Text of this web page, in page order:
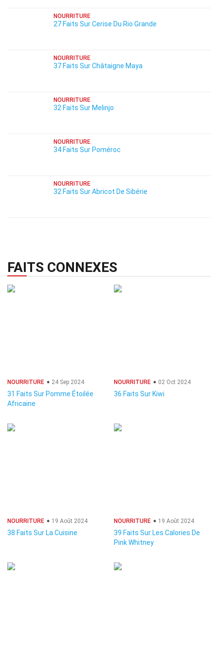
NOURRITURE
27 Faits Sur Cerise Du Rio Grande
NOURRITURE
37 Faits Sur Châtaigne Maya
NOURRITURE
32 Faits Sur Melinjo
NOURRITURE
34 Faits Sur Poméroc
NOURRITURE
32 Faits Sur Abricot De Sibérie
FAITS CONNEXES
NOURRITURE 24 Sep 2024
31 Faits Sur Pomme Étoilée
Africaine
NOURRITURE 02 Oct 2024
36 Faits Sur Kiwi
NOURRITURE 19 Août 2024
38 Faits Sur La Cuisine
NOURRITURE 19 Août 2024
39 Faits Sur Les Calories De
Pink Whitney